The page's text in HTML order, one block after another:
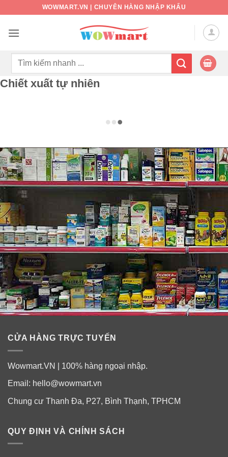
nội
WOWMART.VN | CHUYÊN HÀNG NHẬP KHẨU
Tìm
Chiết xuất tự nhiên
CỬA HÀNG TRỰC TUYẾN
Wowmart.VN | 100% hàng ngoại nhập.
Email: hello@wowmart.vn
Chung cư Thanh Đa, P27, Bình Thạnh, TPHCM
QUY ĐỊNH VÀ CHÍNH SÁCH